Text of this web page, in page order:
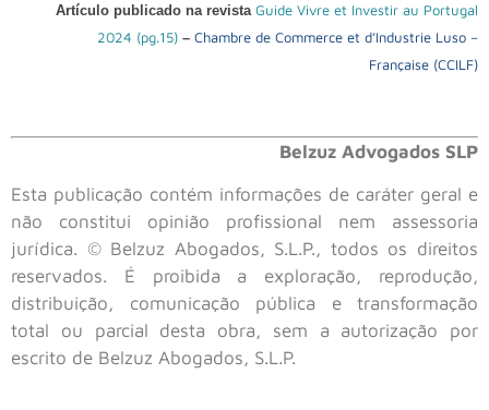
Artículo publicado na revista Guide Vivre et Investir au Portugal
2024 (pg.15) – Chambre de Commerce et d’Industrie Luso –
Française (CCILF)
Belzuz Advogados SLP
Esta publicação contém informações de caráter geral e
não constitui opinião profissional nem assessoria
jurídica. © Belzuz Abogados, S.L.P., todos os direitos
reservados. É proibida a exploração, reprodução,
distribuição, comunicação pública e transformação
total ou parcial desta obra, sem a autorização por
escrito de Belzuz Abogados, S.L.P.